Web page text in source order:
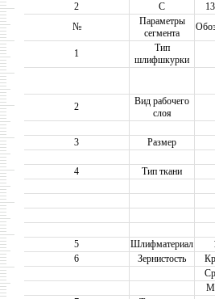
2
С
№
Параметры
сегмента
1
Тип
шлифшкурки
2
Вид рабочего
слоя
3
Размер
4
Тип ткани
5
Шлифматериал
6
Зернистость